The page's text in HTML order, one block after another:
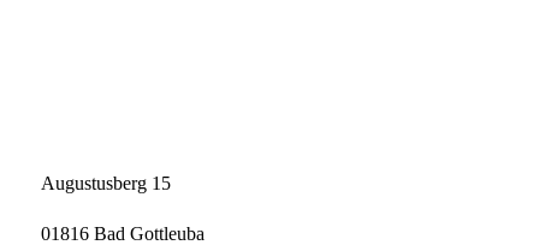
Augustusberg 15
01816 Bad Gottleuba